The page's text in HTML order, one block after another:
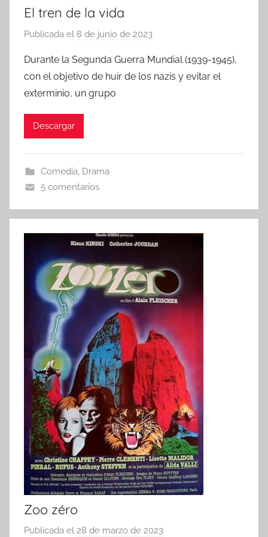
El tren de la vida
Publicada el 8 de junio de 2023
r
Durante la Segunda Guerra Mundial (1939-1945),
con el objetivo de huir de los nazis y evitar el
exterminio, un grupo
Descargar
Comedia, Drama
5 comentarios
Zoo zéro
Publicada el 28 de marzo de 2023